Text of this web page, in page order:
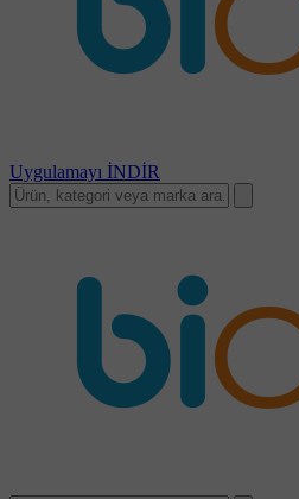
Uygulamayı İNDİR